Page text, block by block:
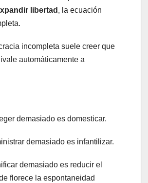
libertad , la ecuación
incompleta suele creer que
automáticamente a
demasiado es domesticar.
demasiado es infantilizar.
demasiado es reducir el
florece la espontaneidad